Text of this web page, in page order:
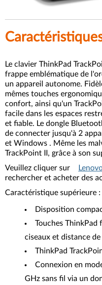
Le clavier ThinkPad
frappe emblématique de
un appareil autonome.
mêmes touches
confort, ainsi qu'un
facile dans les espaces
et fiable. Le dongle
de connecter jusqu'à 2
et Windows . Même les
TrackPoint II, grâce à son
Veuillez cliquer sur
rechercher et acheter des
Caractéristique supérieure :
Disposition
Touches ThinkPad
ciseaux et distance
ThinkPad
Connexion en
GHz sans fil via un